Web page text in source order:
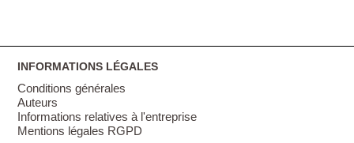
INFORMATIONS LÉGALES
Conditions générales
Auteurs
Informations relatives à l'entreprise
Mentions légales RGPD